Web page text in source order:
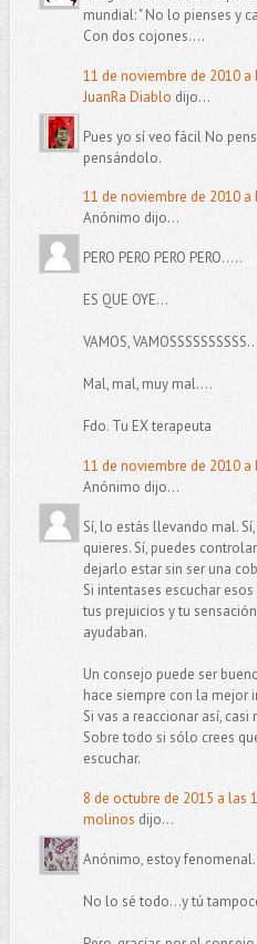
mundial: " No lo pienses y
Con dos cojones....
11 de noviembre de 2010 a
JuanRa Diablo dijo...
Pues yo sí veo fácil No
pensándolo.
11 de noviembre de 2010 a
Anónimo dijo...
PERO PERO PERO PERO.....
ES QUE OYE...
VAMOS,
Mal, mal, muy mal....
Fdo. Tu EX terapeuta
11 de noviembre de 2010 a
Anónimo dijo...
Sí, lo estás llevando mal.
quieres. Sí, puedes
dejarlo estar sin ser una
Si intentases escuchar
tus prejuicios y tu
ayudaban.
Un consejo puede ser
hace siempre con la mejor
Si vas a reaccionar así,
Sobre todo si sólo crees
escuchar.
8 de octubre de 2015 a las
molinos dijo...
Anónimo, estoy
No lo sé todo...y tú